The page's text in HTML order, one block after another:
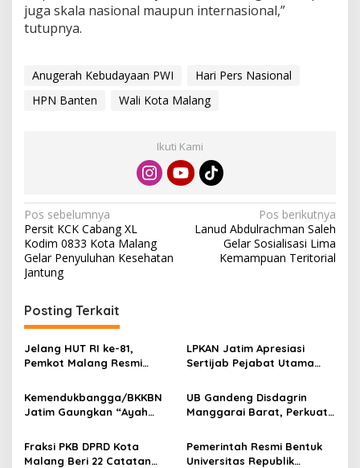
juga skala nasional maupun internasional,”
tutupnya.
Anugerah Kebudayaan PWI
Hari Pers Nasional
HPN Banten
Wali Kota Malang
Ikuti Kami
N
a
v
i
g
a
s
i
p
o
s
Pos sebelumnya
Persit KCK Cabang XL
Kodim 0833 Kota Malang
Gelar Penyuluhan Kesehatan
Jantung
Pos berikutnya
Lanud Abdulrachman Saleh
Gelar Sosialisasi Lima
Kemampuan Teritorial
Posting Terkait
Jelang HUT RI ke-81,
Pemkot Malang Resmi
Dalam Kegiatan
Masyarakat
LPKAN Jatim Apresiasi
Sertijab Pejabat Utama
Penguatan PRESISI dan
Program JOGO JATIM
Kemendukbangga/BKKBN
Jatim Gaungkan “Ayah
GENTING di Harganas ke-33
UB Gandeng Disdagrin
Manggarai Barat, Perkuat
Inovasi Berkelanjutan
Fraksi PKB DPRD Kota
Malang Beri 22 Catatan
Pemerintah Resmi Bentuk
Universitas Republik